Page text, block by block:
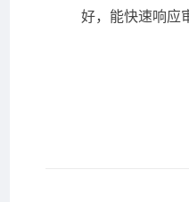
好，能快速响应